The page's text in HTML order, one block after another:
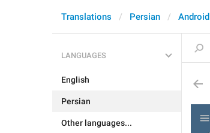
Translations Persian Android
LANGUAGES
English
Persian
Other languages...